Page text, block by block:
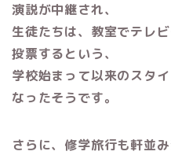
演説が中継され、
生徒たちは、教室でテレ
投票するという、
学校始まって以来のスタ
なったそうです。
さらに、修学旅行も軒並